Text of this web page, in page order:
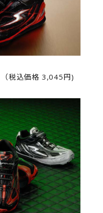
（税込価格 3,045円)